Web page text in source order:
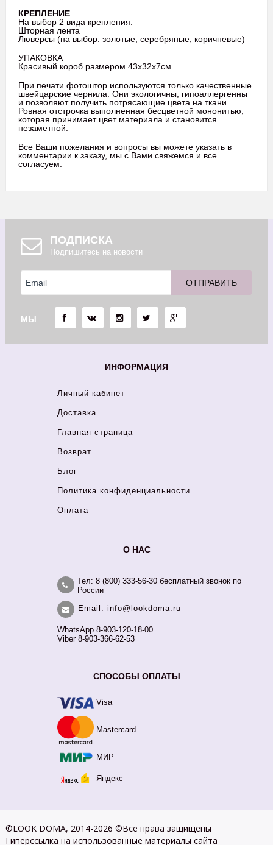
КРЕПЛЕНИЕ
На выбор 2 вида крепления:
Шторная лента
Люверсы (на выбор: золотые, серебряные, коричневые)
УПАКОВКА
Красивый короб размером 43х32х7см
При печати фотоштор используются только качественные
швейцарские чернила. Они экологичны, гипоаллергенны
и позволяют получить потрясающие цвета на ткани.
Ровная отстрочка выполненная бесцветной мононитью,
которая принимает цвет материала и становится
незаметной.
Все Ваши пожелания и вопросы вы можете указать в
комментарии к заказу, мы с Вами свяжемся и все
согласуем.
ПОДПИСКА
Подпишитесь на новости
МЫ
ИНФОРМАЦИЯ
Личный кабинет
Доставка
Главная страница
Возврат
Блог
Политика конфиденциальности
Оплата
О НАС
Тел: 8 (800) 333-56-30 бесплатный звонок по
России
Email: info@lookdoma.ru
WhatsApp 8-903-120-18-00
Viber 8-903-366-62-53
СПОСОБЫ ОПЛАТЫ
Visa
Mastercard
МИР
Яндекс
©LOOK DOMA, 2014-2026 ©Все права защищены
Гиперссылка на использованные материалы сайта